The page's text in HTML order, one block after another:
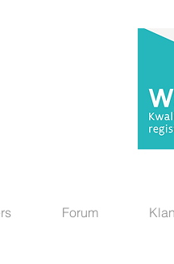
Forum